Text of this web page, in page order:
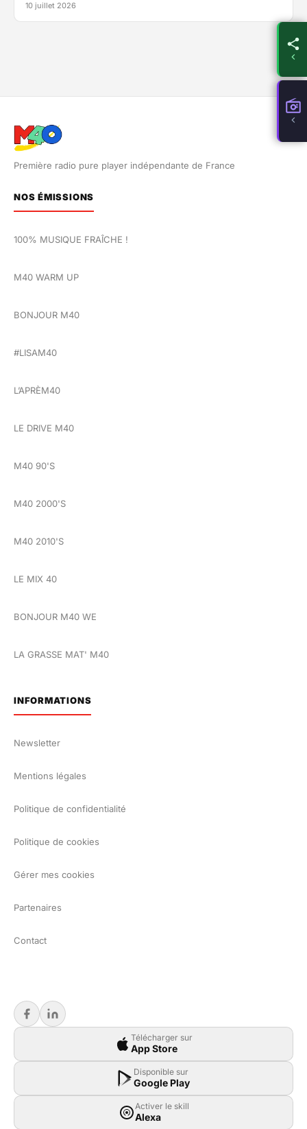
10 juillet 2026
Première radio pure player indépendante de France
NOS ÉMISSIONS
100% MUSIQUE FRAÎCHE !
M40 WARM UP
BONJOUR M40
#LISAM40
L’APRÈM40
LE DRIVE M40
M40 90'S
M40 2000'S
M40 2010'S
LE MIX 40
BONJOUR M40 WE
LA GRASSE MAT' M40
INFORMATIONS
Newsletter
Mentions légales
Politique de confidentialité
Politique de cookies
Gérer mes cookies
Partenaires
Contact
Télécharger sur
App Store
Disponible sur
Google Play
Activer le skill
Alexa